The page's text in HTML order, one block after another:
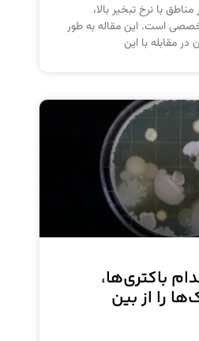
با نرخ تبخیر بالا،
است. این مقاله به طور
در مقابله با این
باکتری‌ها،
را از بین